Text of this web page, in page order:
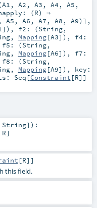
A1 , A2 , A3 , A4 , A5 ,
(R) ⇒
, A5 , A6 , A7 , A8 , A9)] ,
]) , f2: (String,
, Mapping[A3]) , f4:
f5: (String,
, Mapping[A6]) , f7:
f8: (String,
, Mapping[A9]) , key:
Seq [Constraint [R]]
String] ) :
R]
[R]]
this field.